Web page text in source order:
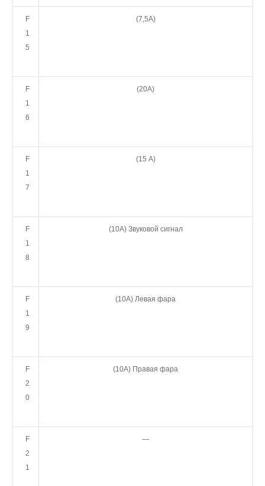
F
1
5
(7,5А)
F
1
6
(20А)
F
1
7
(15 А)
F
1
8
(10А) Звуковой сигнал
F
1
9
(10А) Левая фара
F
2
0
(10А) Правая фара
F
2
1
—